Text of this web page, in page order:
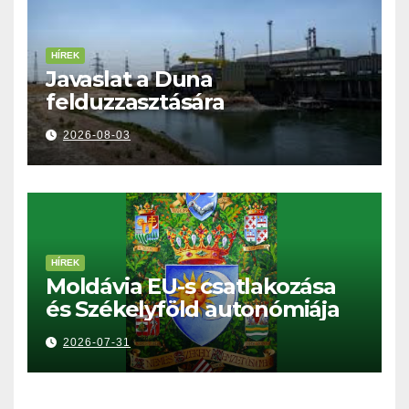
HÍREK
Javaslat a Duna
felduzzasztására
2026-08-03
HÍREK
Moldávia EU-s csatlakozása
és Székelyföld autonómiája
2026-07-31